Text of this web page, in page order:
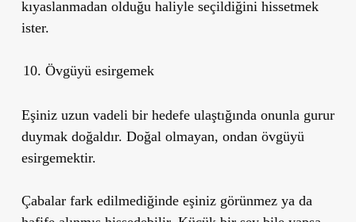
kıyaslanmadan olduğu haliyle seçildiğini hissetmek
ister.
Övgüyü esirgemek
Eşiniz uzun vadeli bir hedefe ulaştığında onunla gurur
duymak doğaldır. Doğal olmayan, ondan övgüyü
esirgemektir.
Çabalar fark edilmediğinde eşiniz görünmez ya da